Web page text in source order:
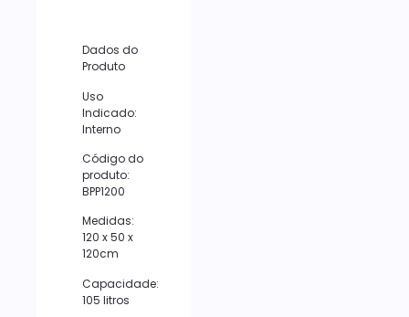
Dados do
Produto
Uso
Indicado:
Interno
Código do
produto:
BPP1200
Medidas:
120 x 50 x
120cm
Capacidade:
105 litros